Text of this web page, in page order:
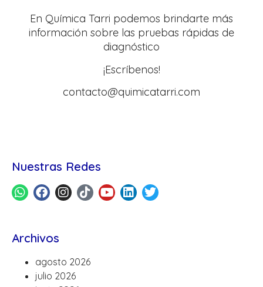
En Química Tarri podemos brindarte más
información sobre las pruebas rápidas de
diagnóstico
¡Escríbenos!
contacto@quimicatarri.com
Nuestras Redes
Archivos
agosto 2026
julio 2026